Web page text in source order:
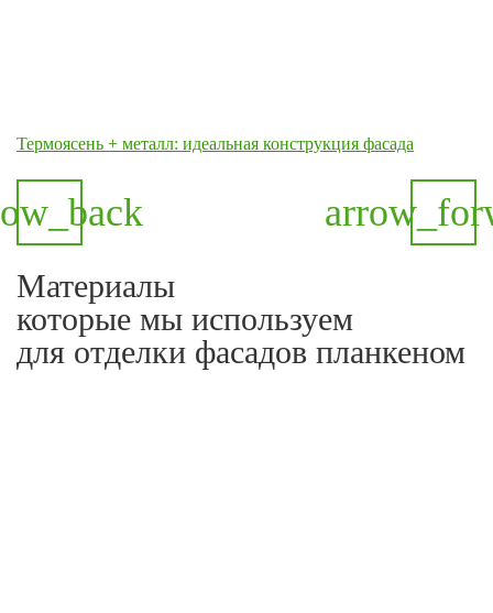
Термоясень + металл: идеальная конструкция фасада
Материалы
которые мы используем
для отделки фасадов планкеном